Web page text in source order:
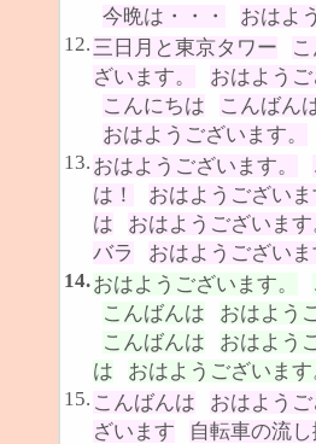
今晩は・・・
おはよ
12. 三日月と東京タワー
ざいます。
おはようご
こんにちは
こんばん
おはようございます。
13. おはようございます。
は！
おはようございま
は
おはようございます
バラ
おはようございま
14.おはようございます。
こんばんは
おはよう
こんばんは
おはよう
は
おはようございます
15. こんばんは おはよう
ざいます
自転車の流し